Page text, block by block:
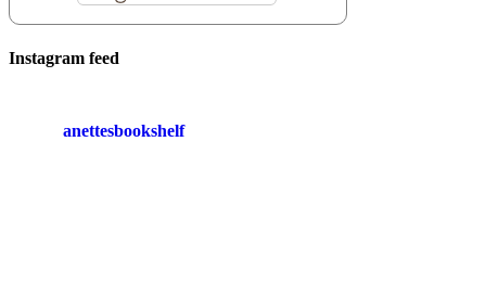
Instagram feed
anettesbookshelf